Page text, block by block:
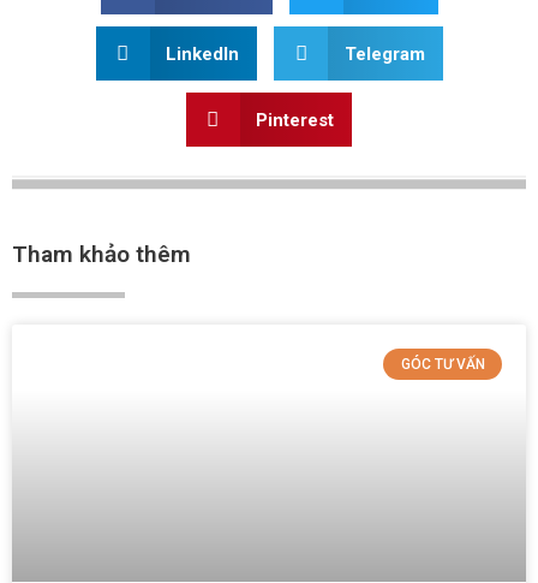
LinkedIn Telegram
Pinterest
Tham khảo thêm
GÓC TƯ VẤN